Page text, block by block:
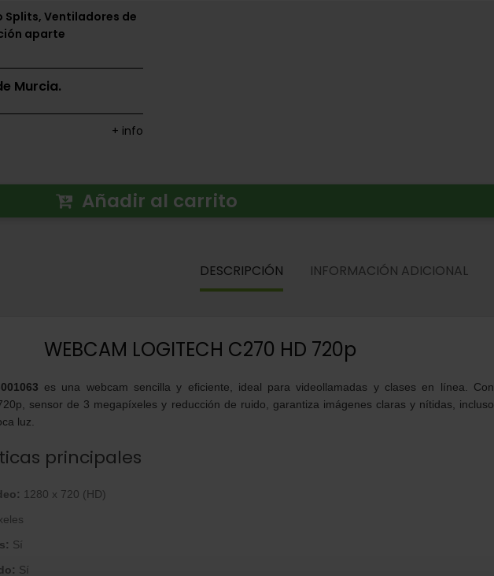
Splits, Ventiladores de
aparte
Murcia.
+ info
Añadir al carrito
DESCRIPCIÓN INFORMACIÓN ADICIONAL
WEBCAM LOGITECH C270 HD 720p
es una webcam sencilla y eficiente, ideal para videollamadas y clases en línea. Con
sensor de 3 megapíxeles y reducción de ruido, garantiza imágenes claras y nítidas, incluso
luz.
principales
1280 x 720 (HD)
Sí
Sí